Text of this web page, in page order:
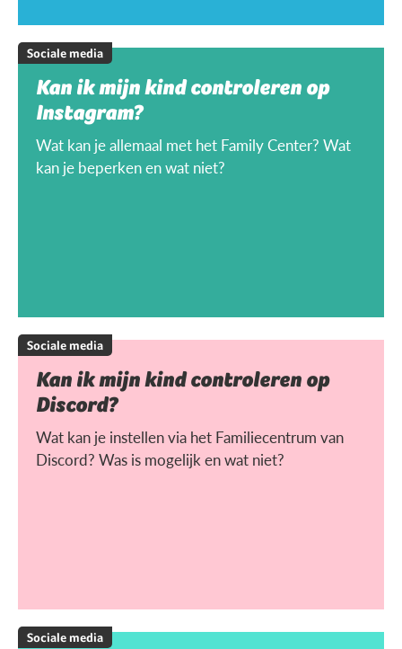
Sociale media
Kan ik mijn kind controleren op
Instagram?
Wat kan je allemaal met het Family Center? Wat
kan je beperken en wat niet?
Sociale media
Kan ik mijn kind controleren op
Discord?
Wat kan je instellen via het Familiecentrum van
Discord? Was is mogelijk en wat niet?
Sociale media